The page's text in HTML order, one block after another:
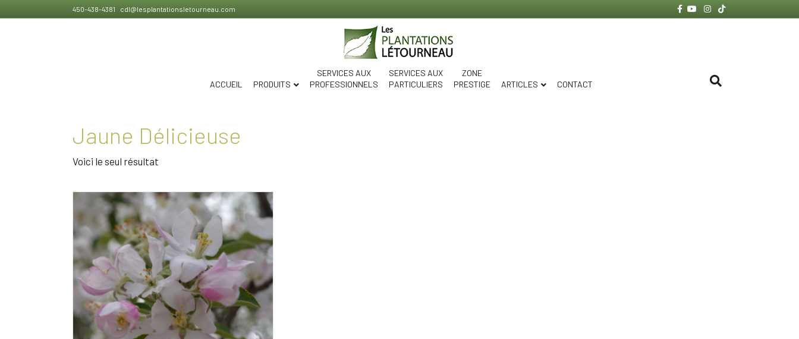
450-438-4381 cdl@lesplantationsletourneau.com Facebook
YoutubeInstagram
Tiktok
ACCUEIL PRODUITS
SERVICES AUX
PROFESSIONNELS
SERVICES AUX
PARTICULIERS
ZONE
PRESTIGE
ARTICLES CONTACT
Jaune Délicieuse
Voici le seul résultat